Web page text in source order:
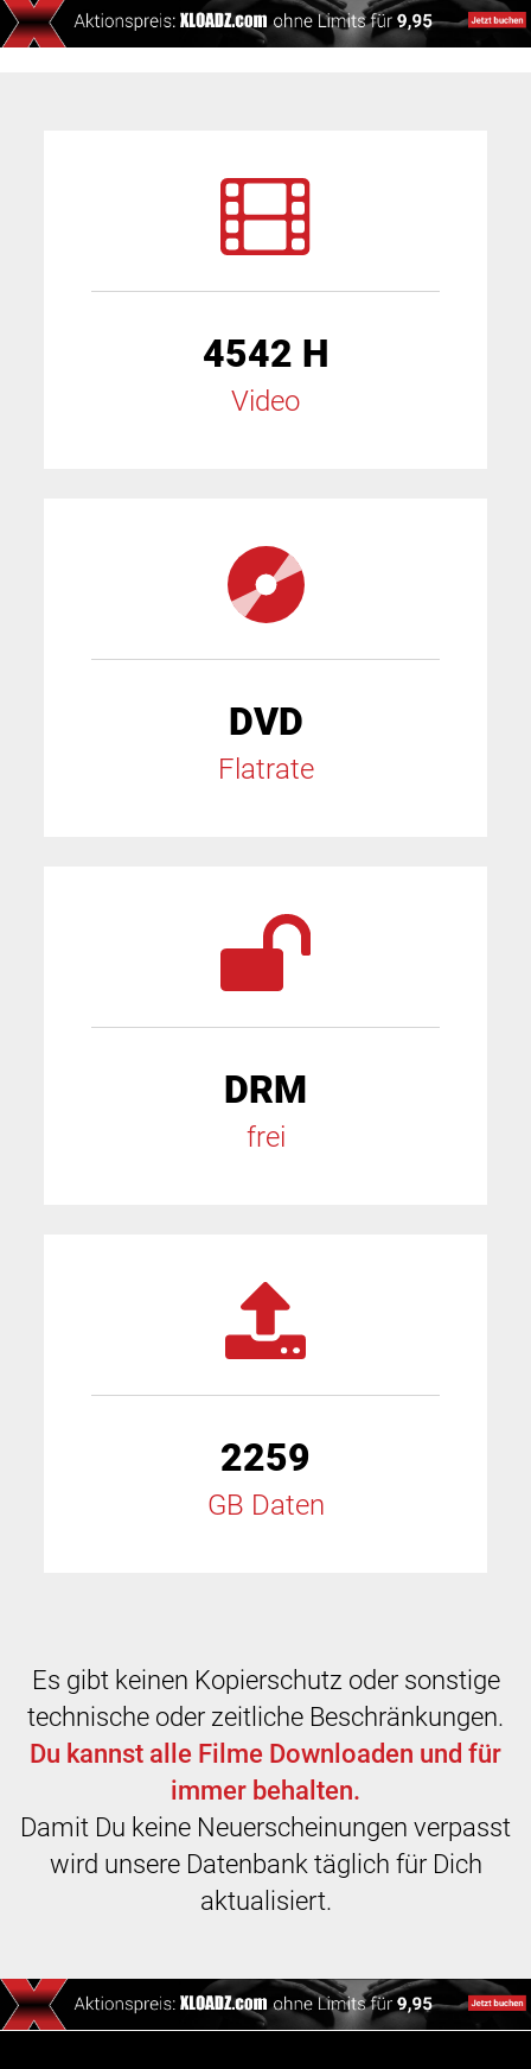
4542 H
Video
DVD
Flatrate
DRM
frei
2259
GB Daten
Es gibt keinen Kopierschutz oder sonstige
technische oder zeitliche Beschränkungen.
Du kannst alle Filme Downloaden und für
immer behalten.
Damit Du keine Neuerscheinungen verpasst
wird unsere Datenbank täglich für Dich
aktualisiert.